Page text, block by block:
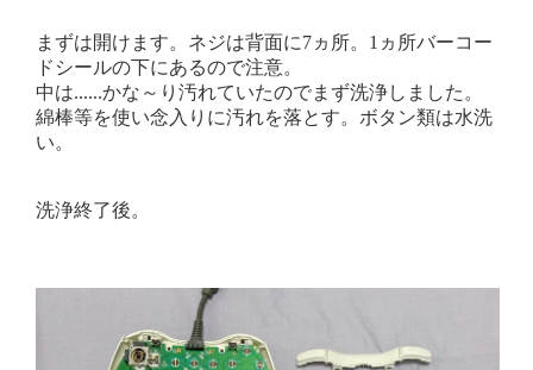
まずは開けます。ネジは背面に7ヵ所。1ヵ所バーコー
ドシールの下にあるので注意。
中は......かな～り汚れていたのでまず洗浄しました。
綿棒等を使い念入りに汚れを落とす。ボタン類は水洗
い。
洗浄終了後。